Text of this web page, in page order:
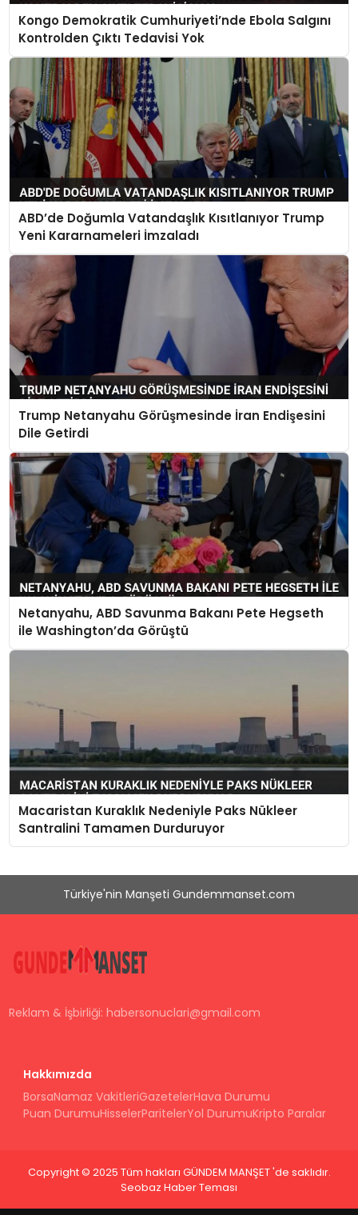
Kongo Demokratik Cumhuriyeti’nde Ebola Salgını
Kontrolden Çıktı Tedavisi Yok
ABD’de Doğumla Vatandaşlık Kısıtlanıyor Trump
Yeni Kararnameleri İmzaladı
Trump Netanyahu Görüşmesinde İran Endişesini
Dile Getirdi
Netanyahu, ABD Savunma Bakanı Pete Hegseth
ile Washington’da Görüştü
Macaristan Kuraklık Nedeniyle Paks Nükleer
Santralini Tamamen Durduruyor
Türkiye'nin Manşeti Gundemmanset.com
Reklam & İşbirliği:habersonuclari@gmail.com
Hakkımızda
BorsaNamaz VakitleriGazetelerHava Durumu
Puan DurumuHisselerParitelerYol DurumuKripto Paralar
Copyright © 2025 Tüm hakları GÜNDEM MANŞET 'de saklıdır.
Seobaz Haber Teması